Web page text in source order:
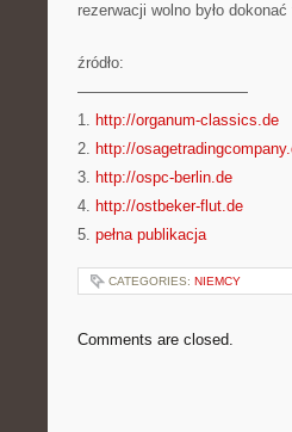
rezerwacji wolno było
źródło:
———————————
1. http://organum-classics.de
2. http://
3. http://ospc-berlin.de
4. http://ostbeker-flut.de
5. pełna publikacja
CATEGORIES: NIEMCY
Comments are closed.